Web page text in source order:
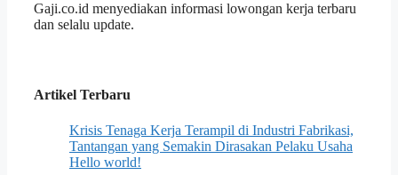
Gaji.co.id menyediakan informasi lowongan kerja terbaru
dan selalu update.
Artikel Terbaru
Krisis Tenaga Kerja Terampil di Industri Fabrikasi,
Tantangan yang Semakin Dirasakan Pelaku Usaha
Hello world!